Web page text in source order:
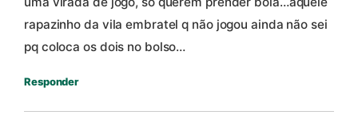
rapazinho da vila embratel q não jogou ainda não sei
pq coloca os dois no bolso…
Responder